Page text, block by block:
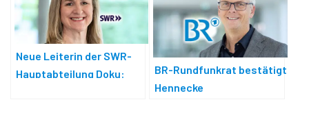
Neue Leiterin der SWR-
Hauptabteilung Doku:
BR-Rundfunkrat bestätigt
Hennecke